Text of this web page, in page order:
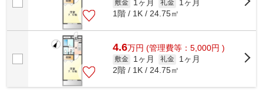
敷金 1ヶ月 礼金
1ヶ月
1階 / 1K / 24.75㎡
4.6万円 (管理費等：5,000円 )
敷金 1ヶ月 礼金
1ヶ月
2階 / 1K / 24.75㎡